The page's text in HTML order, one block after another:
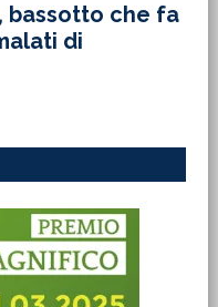
bassotto che fa
di